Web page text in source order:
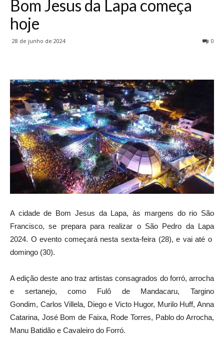
Bom Jesus da Lapa começa
hoje
28 de junho de 2024 0
A cidade de Bom Jesus da Lapa, às margens do rio São
Francisco, se prepara para realizar o São Pedro da Lapa
2024. O evento começará nesta sexta-feira (28), e vai até o
domingo (30).
A edição deste ano traz artistas consagrados do forró, arrocha
e sertanejo, como Fulô de Mandacaru, Targino
Gondim, Carlos Villela, Diego e Victo Hugor, Murilo Huff, Anna
Catarina, José Bom de Faixa, Rode Torres, Pablo do Arrocha,
Manu Batidão e Cavaleiro do Forró.